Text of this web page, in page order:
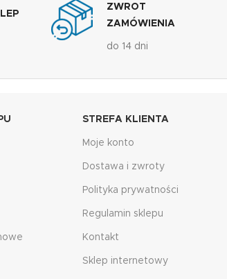
ZWROT
ZAMÓWIENIA
do 14 dni
STREFA KLIENTA
Moje konto
Dostawa i zwroty
Polityka prywatności
Regulamin sklepu
Kontakt
Sklep internetowy